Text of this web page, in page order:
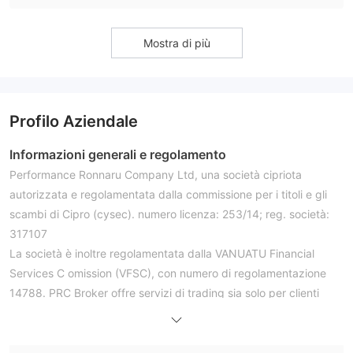
Mostra di più
Profilo Aziendale
Informazioni generali e regolamento
Performance Ronnaru Company Ltd, una società cipriota
autorizzata e regolamentata dalla commissione per i titoli e gli
scambi di Cipro (cysec). numero licenza: 253/14; reg. società:
317107
La società è inoltre regolamentata dalla VANUATU Financial
Services C omission (VFSC), con numero di regolamentazione
14788. PRC Broker offre servizi di trading sia solo per clienti